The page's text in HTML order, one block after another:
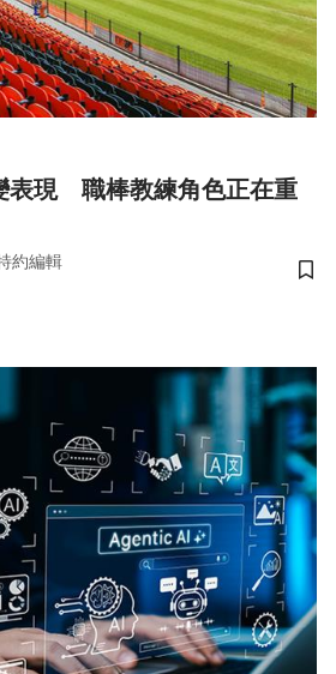
表現 職棒教練角色正在重
約編輯
儲